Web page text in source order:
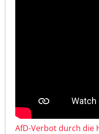
AfD-Verbot durch die